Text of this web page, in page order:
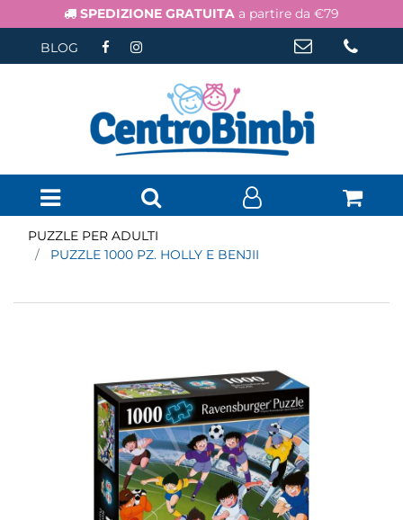
SPEDIZIONE GRATUITA a partire da €79
BLOG
Open menu
PUZZLE PER ADULTI
PUZZLE 1000 PZ. HOLLY E BENJII